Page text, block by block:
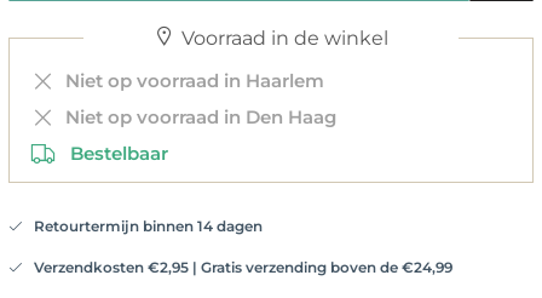
Voorraad in de winkel
Niet op voorraad in Haarlem
Niet op voorraad in Den Haag
Bestelbaar
Retourtermijn binnen 14 dagen
Verzendkosten €2,95 | Gratis verzending boven de €24,99